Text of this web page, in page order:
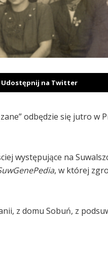
Udostępnij na Twitter
odbędzie się jutro w
występujące na
, w której
z domu Sobuń, z